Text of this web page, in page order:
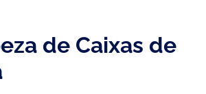
de Caixas de